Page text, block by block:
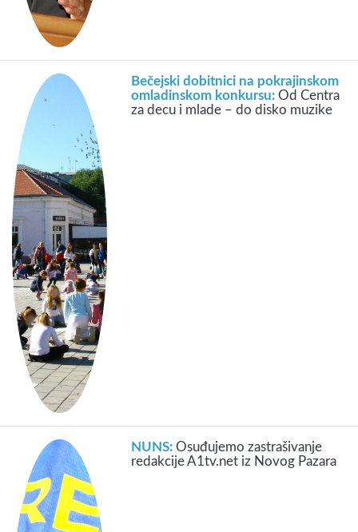
Bečejski dobitnici na pokrajinskom
omladinskom konkursu:Od Centra
za decu i mlade – do disko muzike
NUNS:Osuđujemo zastrašivanje
redakcije A1tv.net iz Novog Pazara